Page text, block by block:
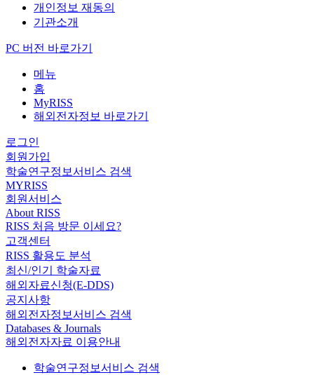
개인정보 재동의
기관소개
PC 버전 바로가기
메뉴
홈
MyRISS
해외전자정보 바로가기
로그인
회원가입
학술연구정보서비스 검색
MYRISS
회원서비스
About RISS
RISS 처음 방문 이세요?
고객센터
RISS 활용도 분석
최신/인기 학술자료
해외자료신청(E-DDS)
공지사항
해외전자정보서비스 검색
Databases & Journals
해외전자자료 이용안내
학술연구정보서비스 검색